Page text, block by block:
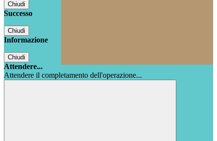
Chiudi
Successo
Chiudi
Informazione
Chiudi
Attendere...
Attendere il completamento dell'operazione...